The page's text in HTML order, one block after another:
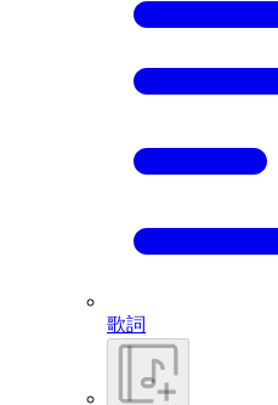
歌詞